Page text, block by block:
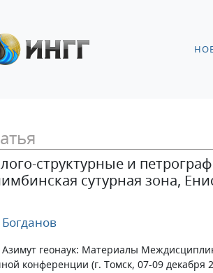
структурные и
сутурная зона,
геонаук: Материалы
конференции (г. Томск, 07-09 декабря